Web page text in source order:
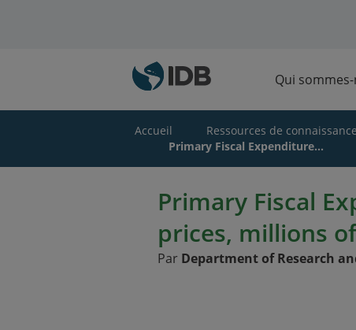
Qui
Accueil Ressources de
Primary Fiscal Expenditure...
Primary Fiscal
prices, millions
Par Department of Research